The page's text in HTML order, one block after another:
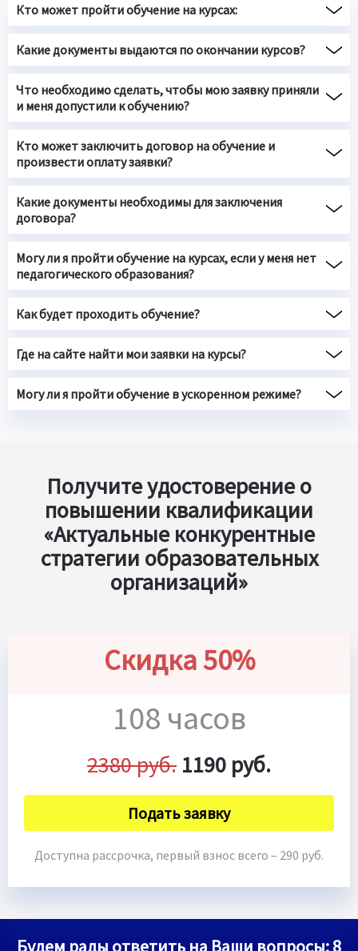
Кто может пройти обучение на курсах:
Какие документы выдаются по окончании курсов?
Что необходимо сделать, чтобы мою заявку приняли
и меня допустили к обучению?
Кто может заключить договор на обучение и
произвести оплату заявки?
Какие документы необходимы для заключения
договора?
Могу ли я пройти обучение на курсах, если у меня нет
педагогического образования?
Как будет проходить обучение?
Где на сайте найти мои заявки на курсы?
Могу ли я пройти обучение в ускоренном режиме?
Получите удостоверение о
повышении квалификации
«Актуальные конкурентные
стратегии образовательных
организаций»
Скидка 50%
108 часов
2380 руб. 1190 руб.
Подать заявку
Доступна рассрочка, первый взнос всего – 290 руб.
Будем рады ответить на Ваши вопросы:8